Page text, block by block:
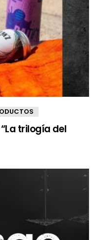
trilogía del